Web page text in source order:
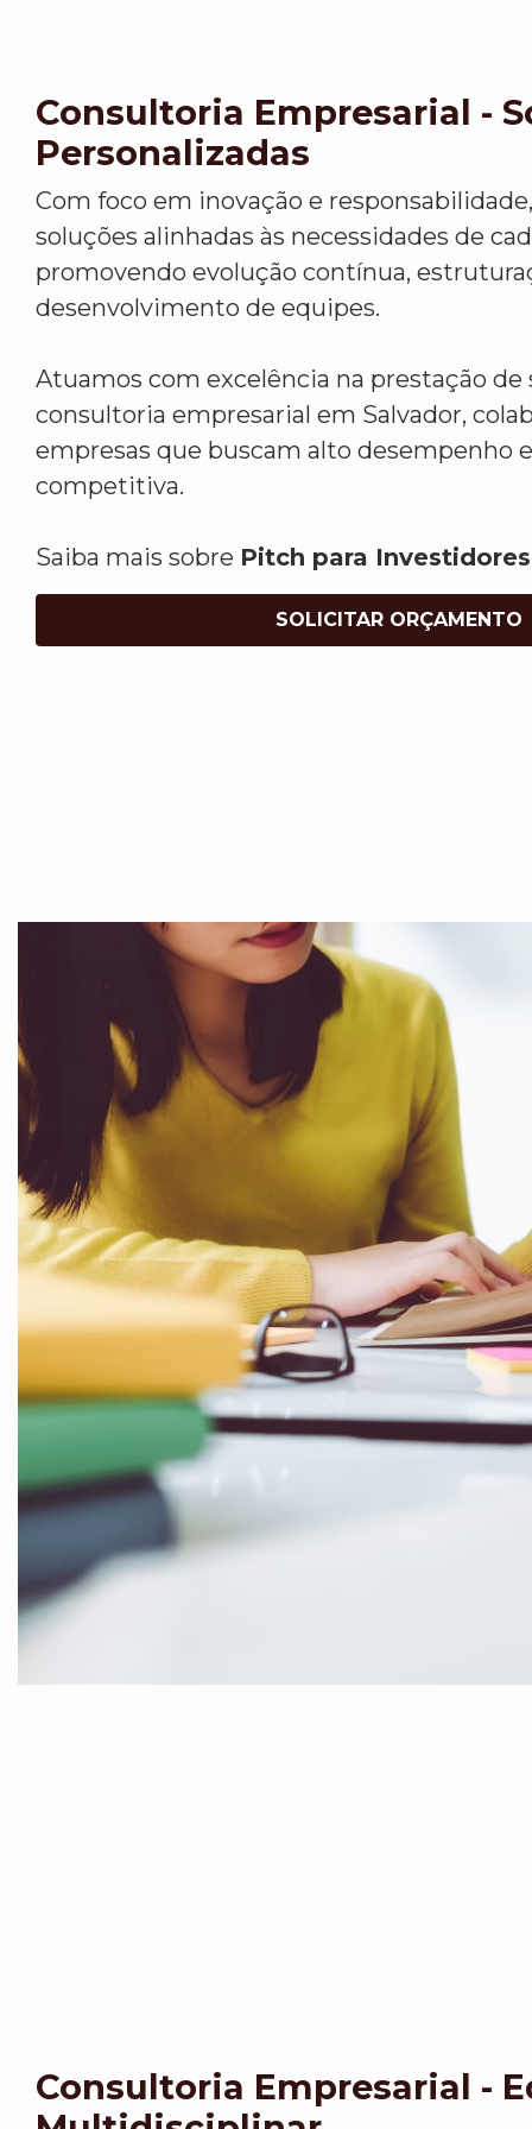
Consultoria Empresarial -
Personalizadas
Com foco em inovação e
soluções alinhadas às necessidades de
promovendo evolução contínua,
desenvolvimento de equipes.
Atuamos com excelência na prestação de
consultoria empresarial em Salvador,
empresas que buscam alto desempenho
competitiva.
Saiba mais sobre Pitch para Investidores
SOLICITAR ORÇAMENTO
Consultoria Empresarial -